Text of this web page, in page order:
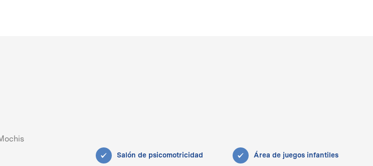
Salón de psicomotricidad Área de juegos infantiles